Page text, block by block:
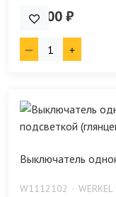
480.00 ₽
Выключатель
W1112102 WERKEL